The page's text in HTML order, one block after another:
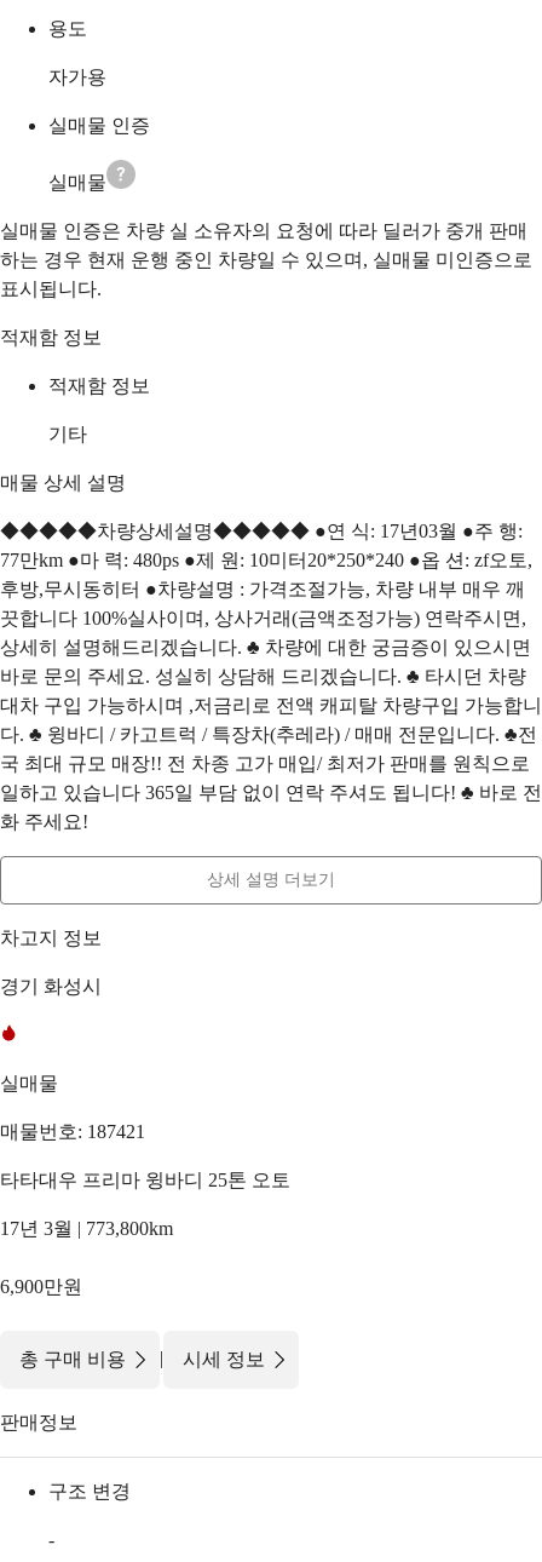
용도
자가용
실매물 인증
실매물
실매물 인증은 차량 실 소유자의 요청에 따라 딜러가 중개 판매
하는 경우 현재 운행 중인 차량일 수 있으며, 실매물 미인증으로
표시됩니다.
적재함 정보
적재함 정보
기타
매물 상세 설명
◆◆◆◆◆차량상세설명◆◆◆◆◆ ●연 식: 17년03월 ●주 행:
77만km ●마 력: 480ps ●제 원: 10미터20*250*240 ●옵 션: zf오토,
후방,무시동히터 ●차량설명 : 가격조절가능, 차량 내부 매우 깨
끗합니다 100%실사이며, 상사거래(금액조정가능) 연락주시면,
상세히 설명해드리겠습니다. ♣ 차량에 대한 궁금증이 있으시면
바로 문의 주세요. 성실히 상담해 드리겠습니다. ♣ 타시던 차량
대차 구입 가능하시며 ,저금리로 전액 캐피탈 차량구입 가능합니
다. ♣ 윙바디 / 카고트럭 / 특장차(추레라) / 매매 전문입니다. ♣전
국 최대 규모 매장!! 전 차종 고가 매입/ 최저가 판매를 원칙으로
일하고 있습니다 365일 부담 없이 연락 주셔도 됩니다! ♣ 바로 전
화 주세요!
상세 설명 더보기
차고지 정보
경기 화성시
실매물
매물번호: 187421
타타대우 프리마 윙바디 25톤 오토
17년 3월 | 773,800km
6,900만원
총 구매 비용 | 시세 정보
판매정보
구조 변경
-